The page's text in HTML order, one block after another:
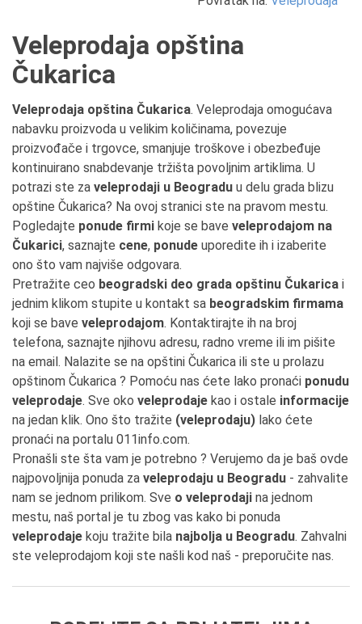
Veleprodaja opština
Čukarica
Veleprodaja opština Čukarica. Veleprodaja omogućava
nabavku proizvoda u velikim količinama, povezuje
proizvođače i trgovce, smanjuje troškove i obezbeđuje
kontinuirano snabdevanje tržišta povoljnim artiklima. U
potrazi ste za veleprodaji u Beogradu u delu grada blizu
opštine Čukarica? Na ovoj stranici ste na pravom mestu.
Pogledajte ponude firmi koje se bave veleprodajom na
Čukarici, saznajte cene, ponude uporedite ih i izaberite
ono što vam najviše odgovara.
Pretražite ceo beogradski deo grada opštinu Čukarica i
jednim klikom stupite u kontakt sa beogradskim firmama
koji se bave veleprodajom. Kontaktirajte ih na broj
telefona, saznajte njihovu adresu, radno vreme ili im pišite
na email. Nalazite se na opštini Čukarica ili ste u prolazu
opštinom Čukarica ? Pomoću nas ćete lako pronaći ponudu
veleprodaje. Sve oko veleprodaje kao i ostale informacije
na jedan klik. Ono što tražite (veleprodaju) lako ćete
pronaći na portalu 011info.com.
Pronašli ste šta vam je potrebno ? Verujemo da je baš ovde
najpovoljnija ponuda za veleprodaju u Beogradu - zahvalite
nam se jednom prilikom. Sve o veleprodaji na jednom
mestu, naš portal je tu zbog vas kako bi ponuda
veleprodaje koju tražite bila najbolja u Beogradu. Zahvalni
ste veleprodajom koji ste našli kod naš - preporučite nas.